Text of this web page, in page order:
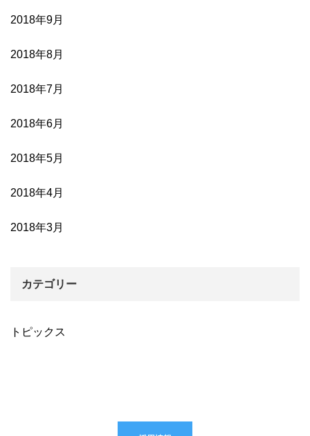
2018年9月
2018年8月
2018年7月
2018年6月
2018年5月
2018年4月
2018年3月
カテゴリー
トピックス